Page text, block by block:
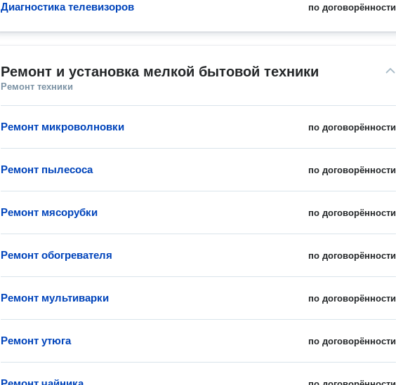
по договорённости
Диагностика телевизоров
Ремонт и установка мелкой бытовой техники
Ремонт техники
по договорённости
Ремонт микроволновки
по договорённости
Ремонт пылесоса
по договорённости
Ремонт мясорубки
по договорённости
Ремонт обогревателя
по договорённости
Ремонт мультиварки
по договорённости
Ремонт утюга